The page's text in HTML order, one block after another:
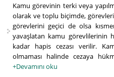
Kamu görevinin terki veya
olarak ve toplu biçimde,
görevlerini geçici de olsa
yavaşlatan kamu görevlilerinin
kadar hapis cezası verilir.
olmaması halinde cezaya
+Devamını oku